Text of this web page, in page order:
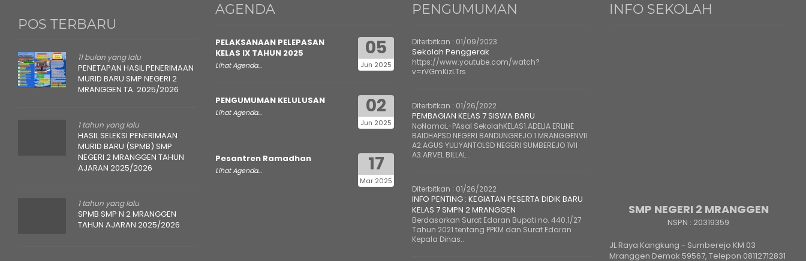
POS TERBARU
11 bulan yang lalu
PENETAPAN HASIL PENERIMAAN
MURID BARU SMP NEGERI 2
MRANGGEN TA. 2025/2026
1 tahun yang lalu
HASIL SELEKSI PENERIMAAN
MURID BARU (SPMB) SMP
NEGERI 2 MRANGGEN TAHUN
AJARAN 2025/2026
1 tahun yang lalu
SPMB SMP N 2 MRANGGEN
TAHUN AJARAN 2025/2026
AGENDA
05
Jun 2025
PELAKSANAAN PELEPASAN
KELAS IX TAHUN 2025
Lihat Agenda...
02
Jun 2025
PENGUMUMAN KELULUSAN
Lihat Agenda...
17
Mar 2025
Pesantren Ramadhan
Lihat Agenda...
PENGUMUMAN
Diterbitkan : 01/09/2023
Sekolah Penggerak
https://www.youtube.com/watch?
v=rVGmKizLTrs
Diterbitkan : 01/26/2022
PEMBAGIAN KELAS 7 SISWA BARU
NoNamaL-PAsal SekolahKELAS1.ADELIA ERLINE
BAIDHAPSD NEGERI BANDUNGREJO 1 MRANGGENVII
A2.AGUS YULIYANTOLSD NEGERI SUMBEREJO 1VII
A3.ARVEL BILLAL..
Diterbitkan : 01/26/2022
INFO PENTING : KEGIATAN PESERTA DIDIK BARU
KELAS 7 SMPN 2 MRANGGEN
Berdasarkan Surat Edaran Bupati no. 440.1/27
Tahun 2021 tentang PPKM dan Surat Edaran
Kepala Dinas..
INFO SEKOLAH
SMP NEGERI 2 MRANGGEN
NSPN : 20319359
JL Raya Kangkung - Sumberejo KM 03
Mranggen Demak 59567, Telepon 08112712831